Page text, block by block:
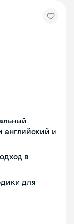
английский и
в
для